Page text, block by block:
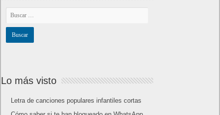
Lo más visto
Letra de canciones populares infantiles cortas